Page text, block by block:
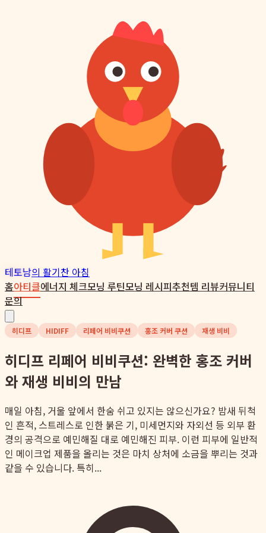
테토남의 활기찬 아침
홈아티클에너지 체크모닝 루틴모닝 레시피추천템 리뷰커뮤니티
문의
히디프 HIDIFF 리페어 비비쿠션 홍조 커버 쿠션 재생 비비
히디프 리페어 비비쿠션: 완벽한 홍조 커버
와 재생 비비의 만남
매일 아침, 거울 앞에서 한숨 쉬고 있지는 않으신가요? 밤새 뒤척
인 흔적, 스트레스로 인한 붉은 기, 미세먼지와 자외선 등 외부 환
경의 공격으로 예민해질 대로 예민해진 피부. 이런 피부에 일반적
인 메이크업 제품을 올리는 것은 마치 상처에 소금을 뿌리는 것과
같을 수 있습니다. 특히...